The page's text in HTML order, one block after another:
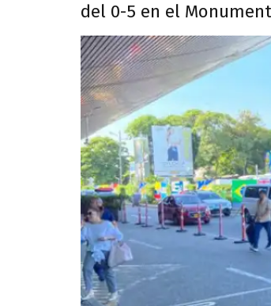
del 0-5 en el